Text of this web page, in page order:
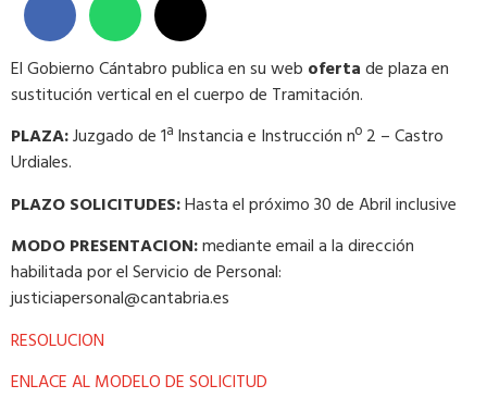
El Gobierno Cántabro publica en su web ofertade plaza en
sustitución vertical en el cuerpo de Tramitación.
PLAZA:Juzgado de 1ª Instancia e Instrucción nº 2 – Castro
Urdiales.
PLAZO SOLICITUDES:Hasta el próximo 30 de Abril inclusive
MODO PRESENTACION:mediante email a la dirección
habilitada por el Servicio de Personal:
justiciapersonal@cantabria.es
RESOLUCION
ENLACE AL MODELO DE SOLICITUD